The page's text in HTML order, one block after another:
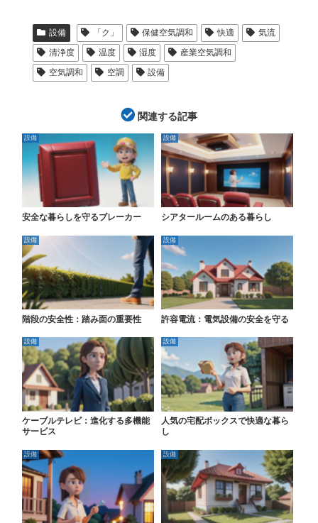
設備 「ク」 保健空気調和 快適
気流
清浄度
温度 湿度
産業空気調和
空気調和
空調 設備
関連する記事
設備
安全な暮らしを守るブレーカー
設備
シアタールームのある暮らし
設備
階段の安全性：踏み面の重要性
設備
許容電流：電気設備の安全を守る
設備
ケーブルテレビ：進化する多機能
サービス
設備
人気の宅配ボックスで快適な暮ら
し
設備 設備